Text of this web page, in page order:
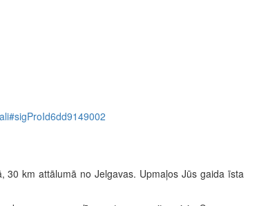
30 km attālumā no Jelgavas. Upmaļos Jūs gaida īsta